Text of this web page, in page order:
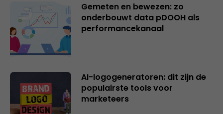
Gemeten en bewezen: zo
onderbouwt data pDOOH als
performancekanaal
AI-logogeneratoren: dit zijn de
populairste tools voor
marketeers